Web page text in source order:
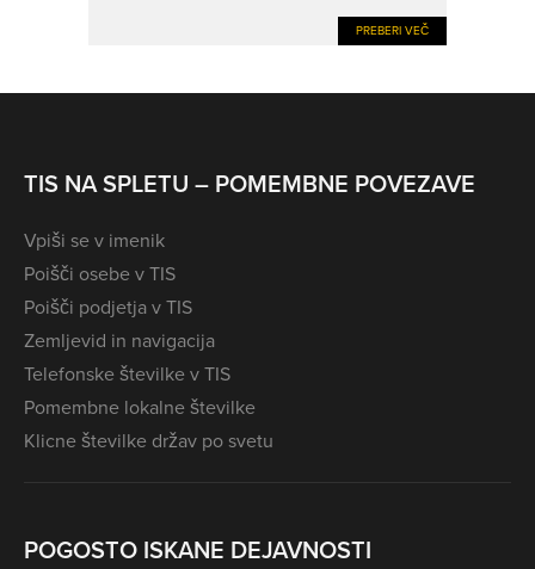
PREBERI VEČ
TIS NA SPLETU – POMEMBNE POVEZAVE
Vpiši se v imenik
Poišči osebe v TIS
Poišči podjetja v TIS
Zemljevid in navigacija
Telefonske številke v TIS
Pomembne lokalne številke
Klicne številke držav po svetu
POGOSTO ISKANE DEJAVNOSTI